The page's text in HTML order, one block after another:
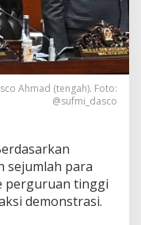
Ahmad (tengah). Foto:
@sufmi_dasco
sejumlah para
perguruan tinggi
demonstrasi.